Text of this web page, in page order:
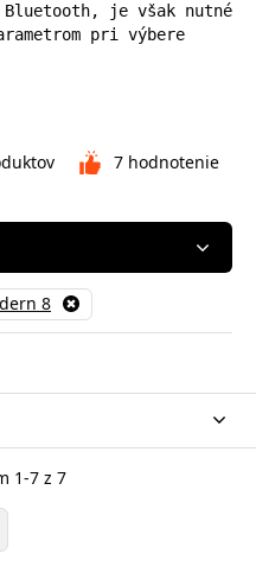
je však nutné
pri výbere
7 hodnotenie
8
1-7 z 7